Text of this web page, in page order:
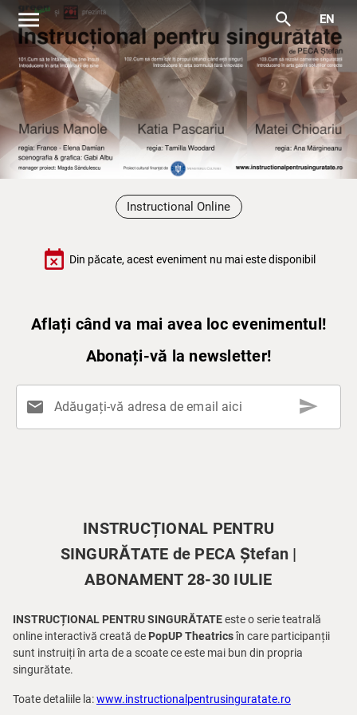
menu search EN
Instructional Online
event_busy Din păcate, acest eveniment nu mai este disponibil
Aflați când va mai avea loc evenimentul!
Abonați-vă la newsletter!
mail Adăugați-vă adresa de email aici send
INSTRUCȚIONAL PENTRU
SINGURĂTATE de PECA Ștefan |
ABONAMENT 28-30 IULIE
INSTRUCȚIONAL PENTRU SINGURĂTATEeste o serie teatrală
online interactivă creată de PopUP Theatricsîn care participanții
sunt instruiți în arta de a scoate ce este mai bun din propria
singurătate.
Toate detaliile la:www.instructionalpentrusinguratate.ro